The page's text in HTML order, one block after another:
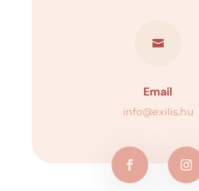

Email
info@exilis.hu